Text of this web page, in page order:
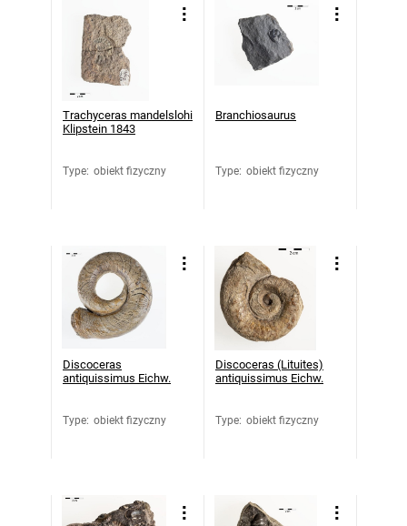
Trachyceras mandelslohi
Klipstein 1843
Type: obiekt fizyczny
Branchiosaurus
Type: obiekt fizyczny
Discoceras
antiquissimus Eichw.
Type: obiekt fizyczny
Discoceras (Lituites)
antiquissimus Eichw.
Type: obiekt fizyczny